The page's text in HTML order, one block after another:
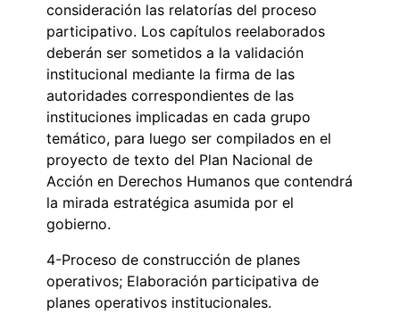
consideración las relatorías del proceso
participativo. Los capítulos reelaborados
deberán ser sometidos a la validación
institucional mediante la firma de las
autoridades correspondientes de las
instituciones implicadas en cada grupo
temático, para luego ser compilados en el
proyecto de texto del Plan Nacional de
Acción en Derechos Humanos que contendrá
la mirada estratégica asumida por el
gobierno.
4-Proceso de construcción de planes
operativos; Elaboración participativa de
planes operativos institucionales.